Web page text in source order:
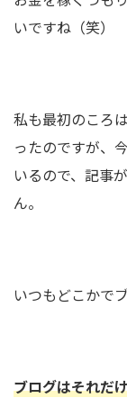
いですね（笑）
私も最初のころ
ったのですが、
いるので、記事
ん。
いつもどこかで
ブログはそれだ